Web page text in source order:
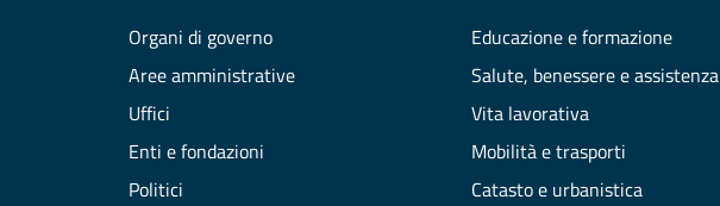
Organi di governo
Aree amministrative
Uffici
Enti e fondazioni
Politici
Educazione e formazione
Salute, benessere e assistenza
Vita lavorativa
Mobilità e trasporti
Catasto e urbanistica